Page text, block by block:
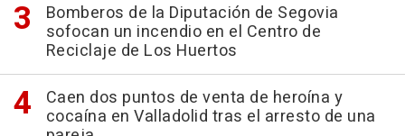
Bomberos de la Diputación de Segovia
sofocan un incendio en el Centro de
Reciclaje de Los Huertos
Caen dos puntos de venta de heroína y
cocaína en Valladolid tras el arresto de una